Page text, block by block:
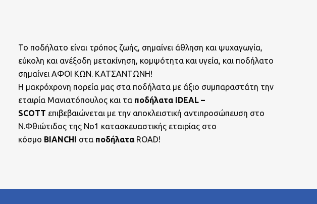
Το ποδήλατο είναι τρόπος ζωής, σημαίνει άθληση και ψυχαγωγία,
εύκολη και ανέξοδη μετακίνηση, κομψότητα και υγεία, και ποδήλατο
σημαίνει ΑΦΟΙ ΚΩΝ. ΚΑΤΣΑΝΤΩΝΗ!
Η μακρόχρονη πορεία μας στα ποδήλατα με άξιο συμπαραστάτη την
εταιρία Μανιατόπουλος και τα ποδήλατα IDEAL –
SCOTT επιβεβαιώνεται με την αποκλειστική αντιπροσώπευση στο
Ν.Φθιώτιδος της Νο1 κατασκευαστικής εταιρίας στο
κόσμο BIANCHI στα ποδήλαταROAD!